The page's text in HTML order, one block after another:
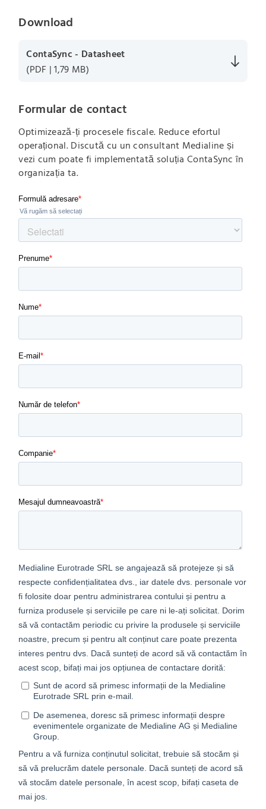
Download
ContaSync - Datasheet
(PDF | 1,79 MB)
Formular de contact
Optimizează-ți procesele fiscale. Reduce efortul
operațional. Discută cu un consultant Medialine și
vezi cum poate fi implementată soluția ContaSync în
organizația ta.